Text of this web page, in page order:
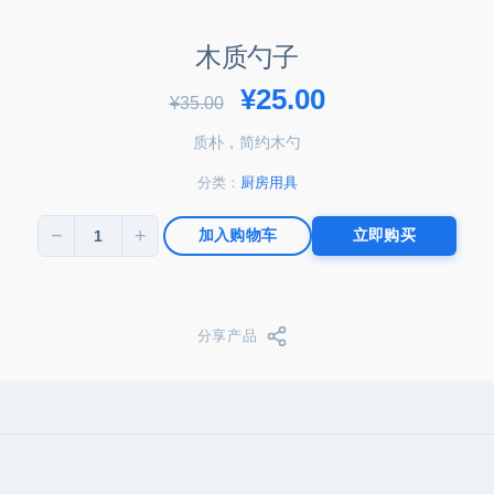
木质勺子
¥35.00 原价为：¥35.00。
¥25.00当前价格为：
质朴，简约木勺
分类： 厨房用具
− 木质勺子 数量
+ 加入购物车 立即购买
分享产品